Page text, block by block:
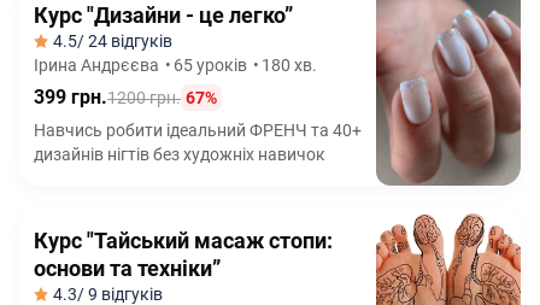
Курс "Дизайни - це легко”
4.5/ 24 відгуків
Ірина Андрєєва • 65 уроків • 180 хв.
399 грн.1200 грн. 67%
Навчись робити ідеальний ФРЕНЧ та 40+
дизайнів нігтів без художніх навичок
Курс "Тайський масаж стопи:
основи та техніки”
4.3/ 9 відгуків